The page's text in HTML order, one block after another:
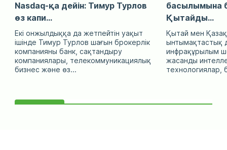
Nasdaq-қа дейін: Тимур Турлов
өз капи...
Екі онжылдыққа да жетпейтін уақыт
ішінде Тимур Турлов шағын брокерлік
компанияны банк, сақтандыру
компаниялары, телекоммуникациялық
бизнес және өз...
басылымына
Қытайды...
Қытай мен
ынтымақтастық
инфрақұрылым
жасанды
технологиялар,